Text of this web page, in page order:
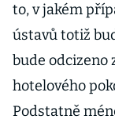
to, v jakém
ústavů totiž
bude odcizeno
hotelového
Podstatně